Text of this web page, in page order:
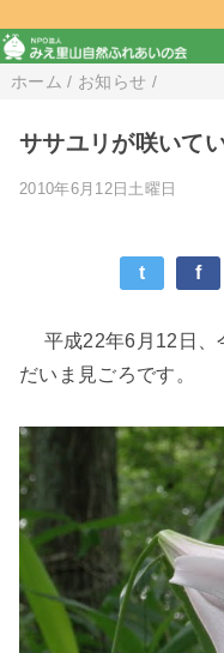
ホーム / お知らせ /
ササユリが咲いてい
2010年6月12日土曜日
t f
平成22年6月12日、
だいま見ごろです。